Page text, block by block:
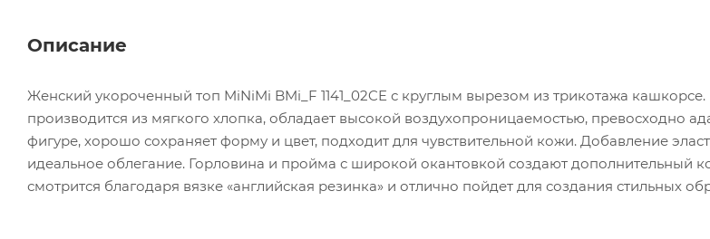
Описание
Женский укороченный топ MiNiMi BMi_F 1141_02CE с круглым вырезом из трикотажа
производится из мягкого хлопка, обладает высокой воздухопроницаемостью, превосходно
фигуре, хорошо сохраняет форму и цвет, подходит для чувствительной кожи. Добавление
идеальное облегание. Горловина и пройма с широкой окантовкой создают дополнительный
смотрится благодаря вязке «английская резинка» и отлично пойдет для создания стильных